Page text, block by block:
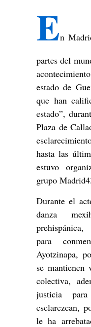
En
partes del
estado de
que han
estado”,
Plaza de
hasta las
estuvo
grupo
Durante el
danza
prehispánica,
para
Ayotzinapa,
se mantienen
colectiva,
justicia
esclarezcan,
le ha